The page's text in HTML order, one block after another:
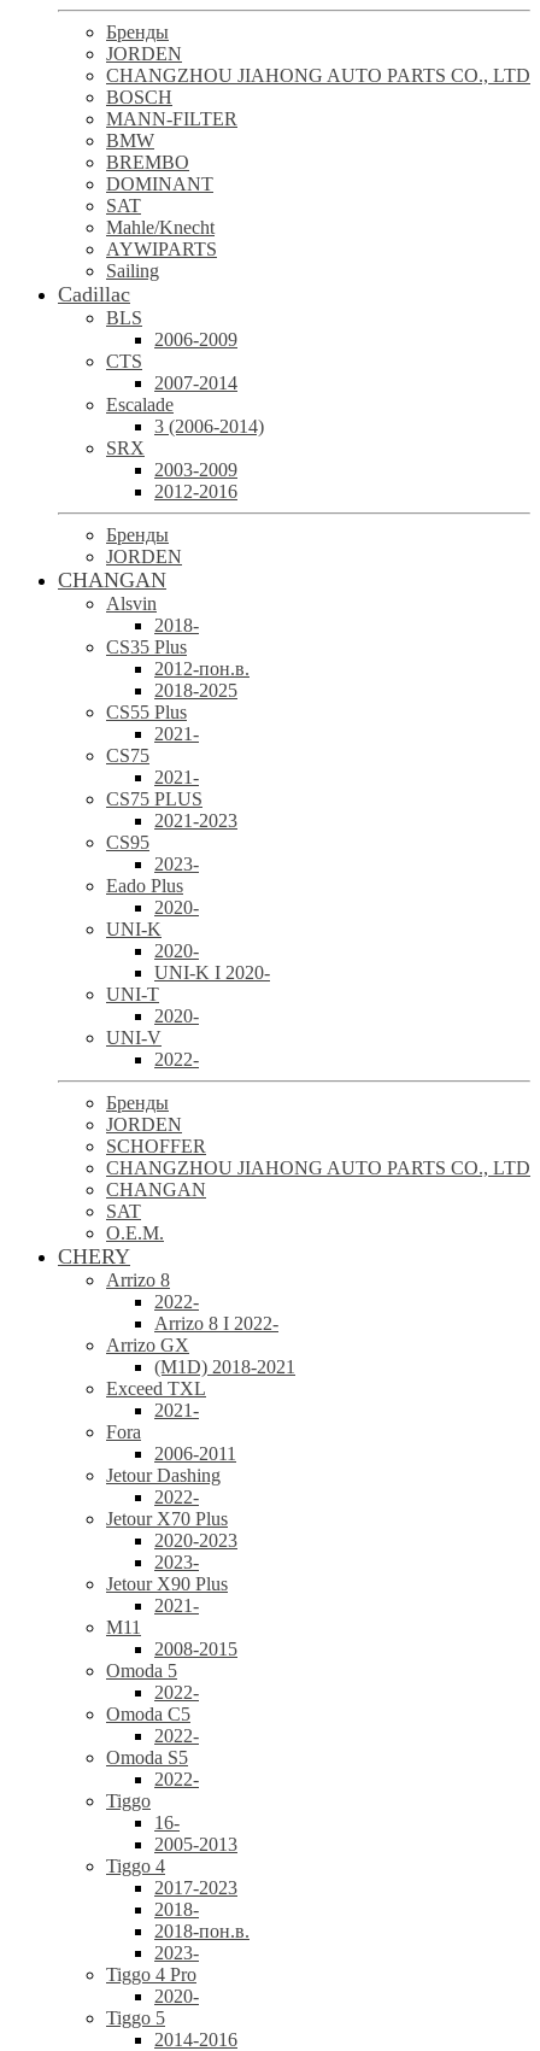
Бренды
JORDEN
CHANGZHOU JIAHONG AUTO PARTS CO., LTD
BOSCH
MANN-FILTER
BMW
BREMBO
DOMINANT
SAT
Mahle/Knecht
AYWIPARTS
Sailing
Cadillac
BLS
2006-2009
CTS
2007-2014
Escalade
3 (2006-2014)
SRX
2003-2009
2012-2016
Бренды
JORDEN
CHANGAN
Alsvin
2018-
CS35 Plus
2012-пон.в.
2018-2025
CS55 Plus
2021-
CS75
2021-
CS75 PLUS
2021-2023
CS95
2023-
Eado Plus
2020-
UNI-K
2020-
UNI-K I 2020-
UNI-T
2020-
UNI-V
2022-
Бренды
JORDEN
SCHOFFER
CHANGZHOU JIAHONG AUTO PARTS CO., LTD
CHANGAN
SAT
O.E.M.
CHERY
Arrizo 8
2022-
Arrizo 8 I 2022-
Arrizo GX
(M1D) 2018-2021
Exceed TXL
2021-
Fora
2006-2011
Jetour Dashing
2022-
Jetour X70 Plus
2020-2023
2023-
Jetour X90 Plus
2021-
M11
2008-2015
Omoda 5
2022-
Omoda C5
2022-
Omoda S5
2022-
Tiggo
16-
2005-2013
Tiggo 4
2017-2023
2018-
2018-пон.в.
2023-
Tiggo 4 Pro
2020-
Tiggo 5
2014-2016